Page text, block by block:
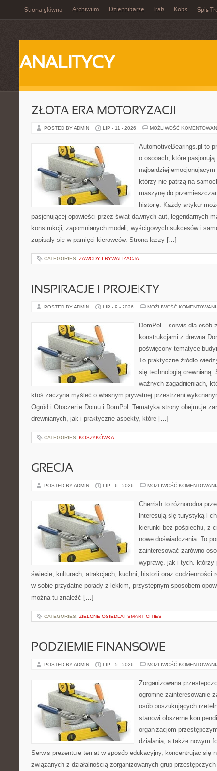
Strona główna Archiwum Dziennikarze Irak Koks Spis
ANALITYCY
ZŁOTA ERA MOTORYZACJI
POSTED BY ADMIN LIP - 11 - 2026 MOŻLIWOŚĆ
AutomotiveBearings.pl to
o osobach, które
najbardziej
którzy nie patrzą na
maszynę do
historię. Każdy artykuł
pasjonującej opowieści przez świat dawnych aut, legendarnych
konstrukcji, zapomnianych modeli, wyścigowych sukcesów i
zapisały się w pamięci kierowców. Strona łączy […]
CATEGORIES: ZAWODY I RYWALIZACJA
INSPIRACJE I PROJEKTY
POSTED BY ADMIN LIP - 9 - 2026 MOŻLIWOŚĆ
DomPol – serwis dla osób
konstrukcjami z drewna
poświęcony tematyce
To praktyczne źródło
się technologią drewnianą.
ważnych zagadnieniach,
ktoś zaczyna myśleć o własnym prywatnej przestrzeni
Ogród i Otoczenie Domu i DomPol. Tematyka strony obejmuje
drewnianych, jak i praktyczne aspekty, które […]
CATEGORIES: KOSZYKÓWKA
GRECJA
POSTED BY ADMIN LIP - 6 - 2026 MOŻLIWOŚĆ
Cherrish to różnorodna
interesują się turystyką i
kierunki bez pośpiechu, z
nowe doświadczenia. To
zainteresować zarówno
wyprawę, jak i tych, którzy
świecie, kulturach, atrakcjach, kuchni, historii oraz codzienności
w sobie przydatne porady z lekkim, przystępnym sposobem
można tu znaleźć […]
CATEGORIES: ZIELONE OSIEDLA I SMART CITIES
PODZIEMIE FINANSOWE
POSTED BY ADMIN LIP - 5 - 2026 MOŻLIWOŚĆ
Zorganizowana
ogromne zainteresowanie
osób poszukujących
stanowi obszerne
organizacjom
działania, a także nowym
Serwis prezentuje temat w sposób edukacyjny, koncentrując się
związanych z działalnością zorganizowanych grup